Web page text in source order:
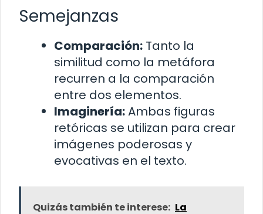
Semejanzas
Comparación: Tanto la
similitud como la metáfora
recurren a la comparación
entre dos elementos.
Imaginería:Ambas figuras
retóricas se utilizan para crear
imágenes poderosas y
evocativas en el texto.
Quizás también te interese: La